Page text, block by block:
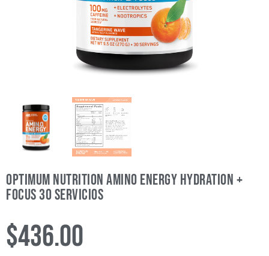
Optimum Nutrition Amino Energy Hydration +
Focus 30 servicios
$436.00